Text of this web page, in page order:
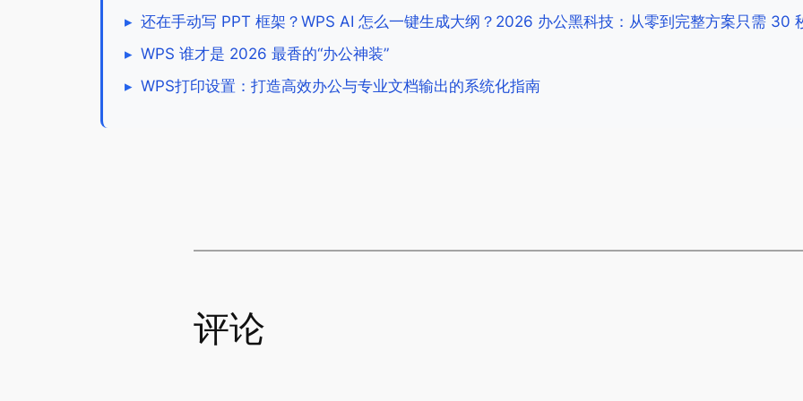
▸ 还在手动写 PPT 框架？WPS AI 怎么一键生成大纲？2026 办公黑科技：从零到完整方案只需 30
▸ WPS 谁才是 2026 最香的“办公神装”
▸ WPS打印设置：打造高效办公与专业文档输出的系统化指南
评论